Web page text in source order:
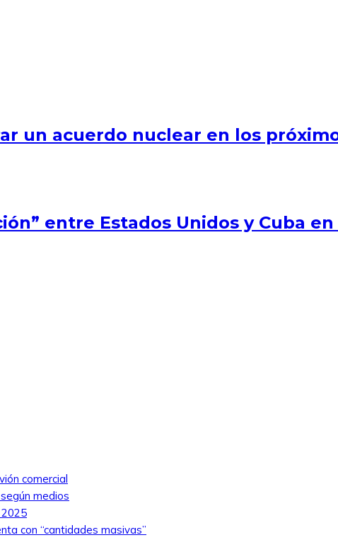
un acuerdo nuclear en los
entre Estados Unidos y Cuba en
comercial
medios
2025
con “cantidades masivas”